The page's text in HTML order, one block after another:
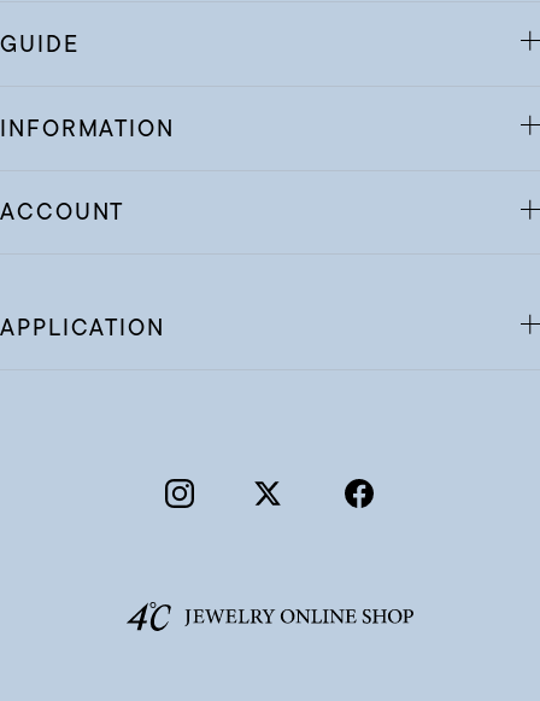
GUIDE
INFORMATION
ACCOUNT
APPLICATION